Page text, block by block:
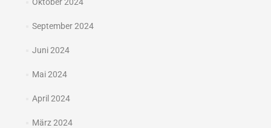
September 2024
Juni 2024
Mai 2024
April 2024
März 2024